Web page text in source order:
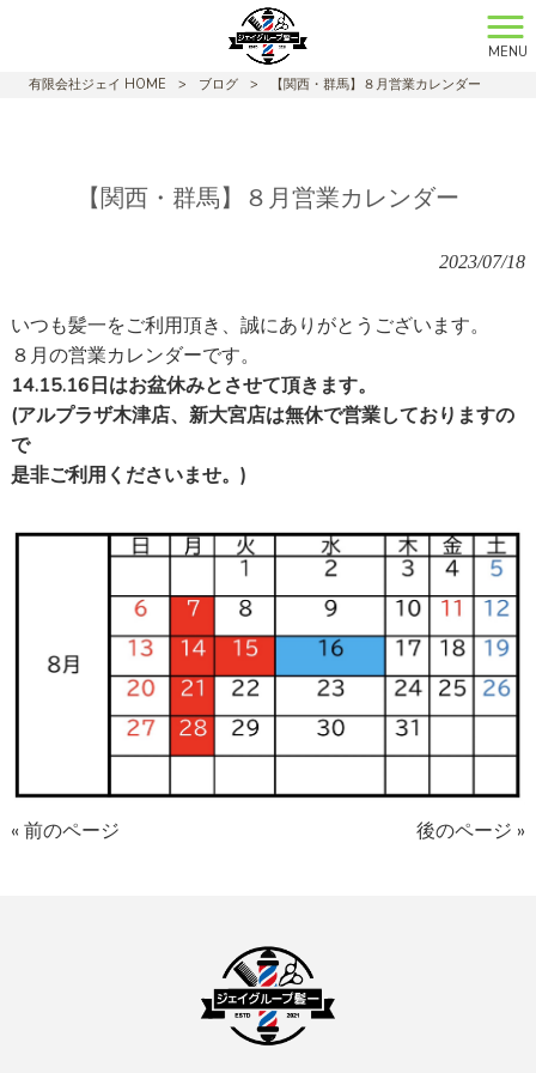
MENU
有限会社ジェイ HOME
> ブログ > 【関西・群馬】８月営業カレンダー
【関西・群馬】８月営業カレンダー
2023/07/18
いつも髪一をご利用頂き、誠にありがとうございます。
８月の営業カレンダーです。
14.15.16日はお盆休みとさせて頂きます。
(アルプラザ木津店、新大宮店は無休で営業しておりますの
で
是非ご利用くださいませ。)
« 前のページ 後のページ »